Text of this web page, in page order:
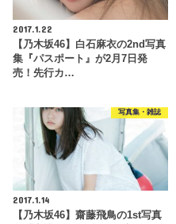
2017.1.22
【乃木坂46】白石麻衣の2nd写真
集『パスポート』が2月7日発
売！先行カ…
写真集・雑誌
2017.1.14
【乃木坂46】齋藤飛鳥の1st写真